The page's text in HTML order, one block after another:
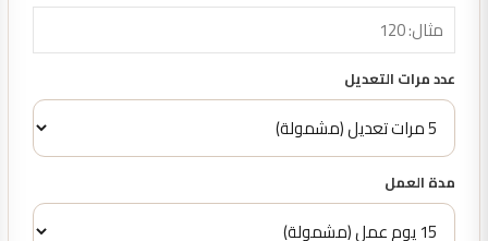
عدد مرات التعديل
مدة العمل